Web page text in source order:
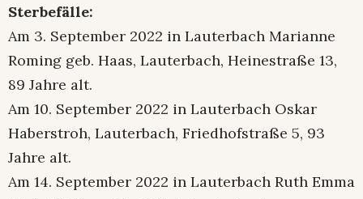
Sterbefälle:
Am 3. September 2022 in Lauterbach Marianne
Roming geb. Haas, Lauterbach, Heinestraße 13,
89 Jahre alt.
Am 10. September 2022 in Lauterbach Oskar
Haberstroh, Lauterbach, Friedhofstraße 5, 93
Jahre alt.
Am 14. September 2022 in Lauterbach Ruth Emma